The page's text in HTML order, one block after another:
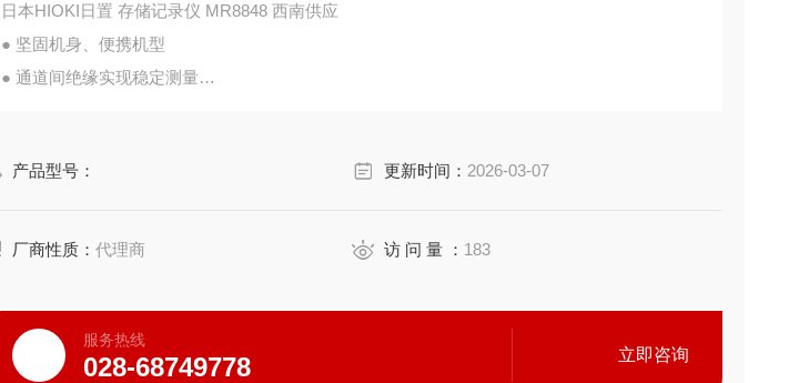
日本HIOKI日置 存储记录仪 MR8848 西南供应
● 坚固机身、便携机型
● 通道间绝缘实现稳定测量
● 数值运算及波形判定功能
产品型号： 更新时间： 2026-03-07
厂商性质：代理商 访 问 量 ： 183
服务热线
028-68749778 立即咨询